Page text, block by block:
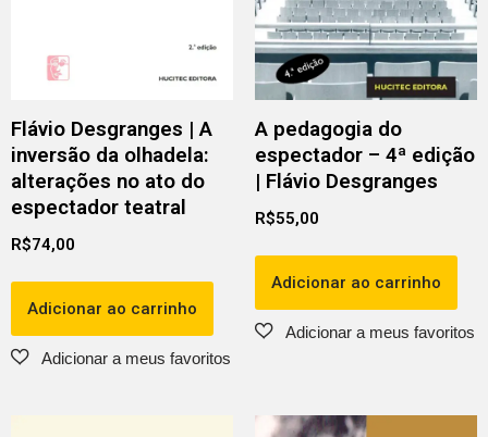
Flávio Desgranges | A
inversão da olhadela:
alterações no ato do
espectador teatral
R$74,00
Adicionar ao carrinho
A pedagogia do
espectador – 4ª edição
| Flávio Desgranges
R$55,00
Adicionar ao carrinho